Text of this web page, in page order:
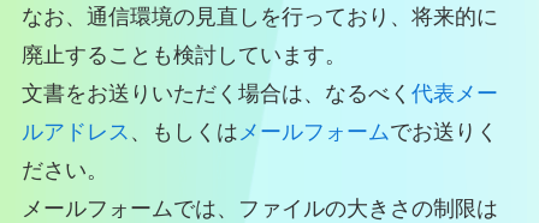
なお、通信環境の見直しを行っており、将来的に
廃止することも検討しています。
文書をお送りいただく場合は、なるべく 代表メー
ルアドレス 、もしくはメールフォームでお送りく
ださい。
メールフォームでは、ファイルの大きさの制限は